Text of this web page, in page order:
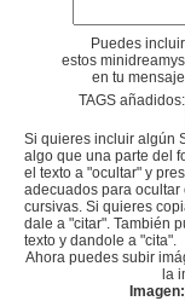
Puedes incluir
estos minidreamys
en tu mensaje
TAGS añadidos:
Si quieres incluir algún
algo que una parte del
el texto a "ocultar" y
adecuados para ocultar
cursivas. Si quieres
dale a "citar". También
texto y dandole a "cita".
Ahora puedes subir
la
Imagen: